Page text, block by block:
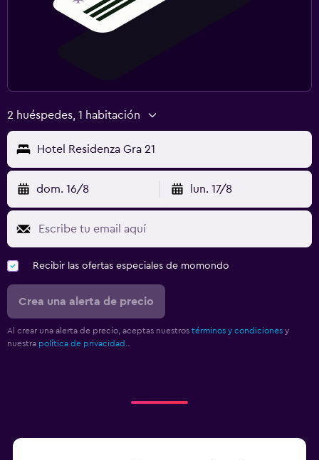
2 huéspedes, 1 habitación
Hotel Residenza Gra 21
dom. 16/8 lun. 17/8
Recibir las ofertas especiales de momondo
Crea una alerta de precio
Al crear una alerta de precio, aceptas nuestros términos y condiciones y
nuestra política de privacidad.